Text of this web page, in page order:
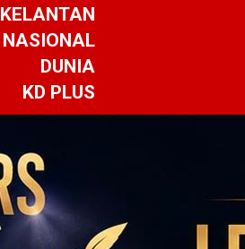
KELANTAN
NASIONAL
DUNIA
KD PLUS